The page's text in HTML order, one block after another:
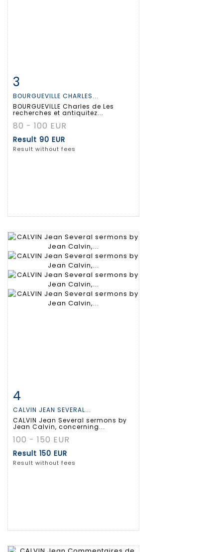
3
BOURGUEVILLE CHARLES...
BOURGUEVILLE Charles de Les
recherches et antiquitez...
80 - 100 EUR
Result 90 EUR
Result without fees
4
CALVIN JEAN SEVERAL...
CALVIN Jean Several sermons by
Jean Calvin, concerning...
100 - 150 EUR
Result 150 EUR
Result without fees